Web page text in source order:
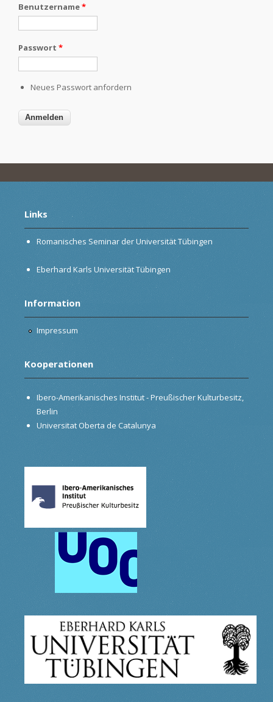
Benutzername*
Passwort *
Neues Passwort anfordern
Links
Romanisches Seminar der Universität Tübingen
Eberhard Karls Universität Tübingen
Information
Impressum
Kooperationen
Ibero-Amerikanisches Institut - Preußischer Kulturbesitz,
Berlin
Universitat Oberta de Catalunya